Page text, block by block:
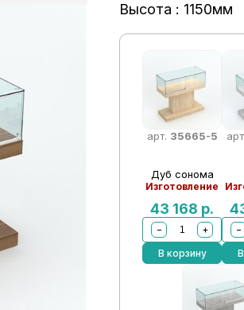
Высота : 1150мм
арт. 35665-5
Дуб сонома
Изготовление
43 168 р.
−
+
В корзину
−